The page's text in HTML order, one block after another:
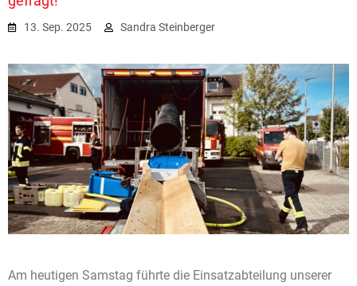
13. Sep. 2025 Sandra Steinberger
Am heutigen Samstag führte die Einsatzabteilung unserer